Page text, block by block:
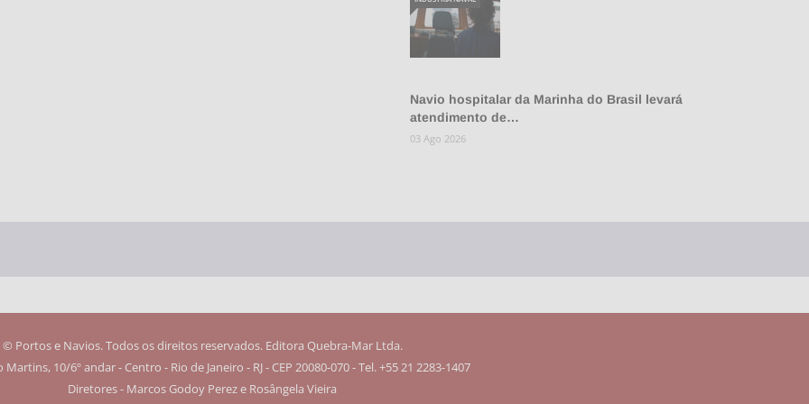
Navio hospitalar da Marinha do Brasil levará
atendimento de…
03 Ago 2026
© Portos e Navios. Todos os direitos reservados. Editora Quebra-Mar Ltda.
10/6º andar - Centro - Rio de Janeiro - RJ - CEP 20080-070 - Tel. +55 21 2283-1407
Diretores - Marcos Godoy Perez e Rosângela Vieira